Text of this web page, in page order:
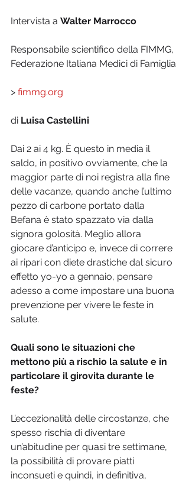
Intervista a Walter Marrocco
Responsabile scientifico della FIMMG,
Federazione Italiana Medici di Famiglia
> fimmg.org
di Luisa Castellini
Dai 2 ai 4 kg. È questo in media il
saldo, in positivo ovviamente, che la
maggior parte di noi registra alla fine
delle vacanze, quando anche l’ultimo
pezzo di carbone portato dalla
Befana è stato spazzato via dalla
signora golosità. Meglio allora
giocare d’anticipo e, invece di correre
ai ripari con diete drastiche dal sicuro
effetto yo-yo a gennaio, pensare
adesso a come impostare una buona
prevenzione per vivere le feste in
salute.
Quali sono le situazioni che
mettono più a rischio la salute e in
particolare il girovita durante le
feste?
L’eccezionalità delle circostanze, che
spesso rischia di diventare
un’abitudine per quasi tre settimane,
la possibilità di provare piatti
inconsueti e quindi, in definitiva,